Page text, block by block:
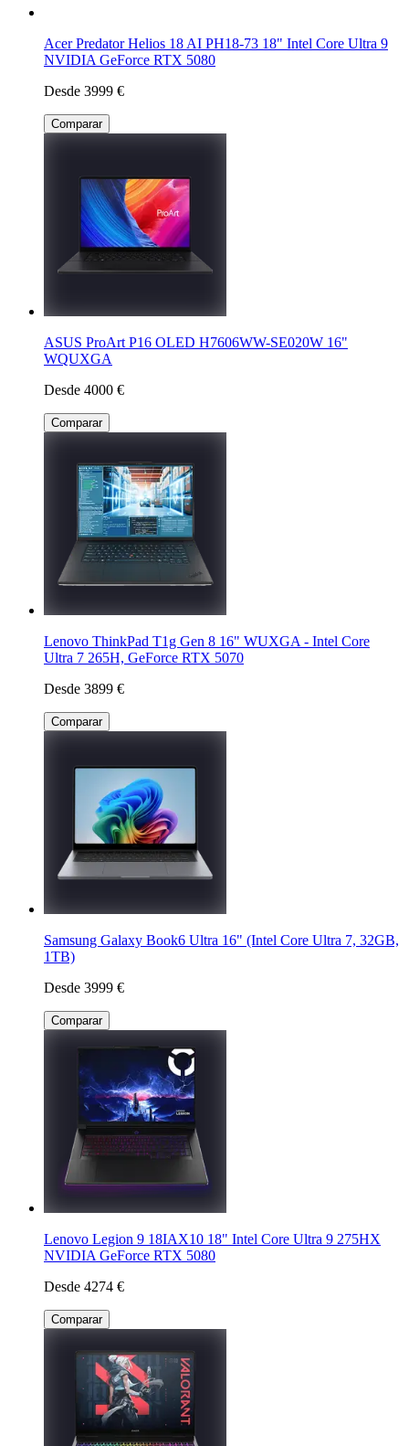
Acer Predator Helios 18 AI PH18-73 18" Intel Core Ultra 9
NVIDIA GeForce RTX 5080
Desde 3999 €
Comparar
ASUS ProArt P16 OLED H7606WW-SE020W 16"
WQUXGA
Desde 4000 €
Comparar
Lenovo ThinkPad T1g Gen 8 16" WUXGA - Intel Core
Ultra 7 265H, GeForce RTX 5070
Desde 3899 €
Comparar
Samsung Galaxy Book6 Ultra 16" (Intel Core Ultra 7, 32GB,
1TB)
Desde 3999 €
Comparar
Lenovo Legion 9 18IAX10 18" Intel Core Ultra 9 275HX
NVIDIA GeForce RTX 5080
Desde 4274 €
Comparar